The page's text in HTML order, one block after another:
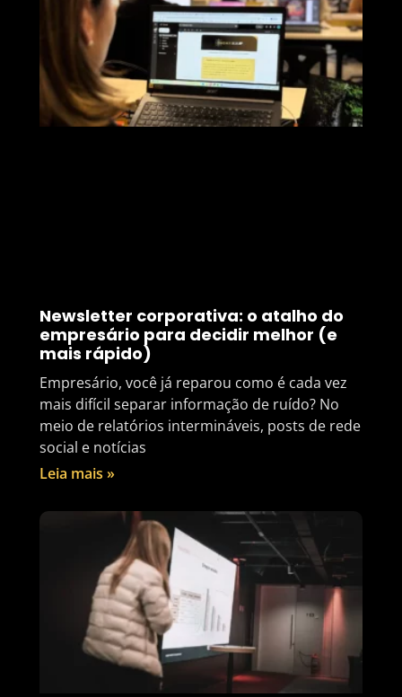
Newsletter corporativa: o atalho do
empresário para decidir melhor (e
mais rápido)
Empresário, você já reparou como é cada vez
mais difícil separar informação de ruído? No
meio de relatórios intermináveis, posts de rede
social e notícias
Leia mais »